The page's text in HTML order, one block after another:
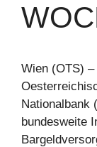
Wien (OTS)
Nationalbank
bundesweite